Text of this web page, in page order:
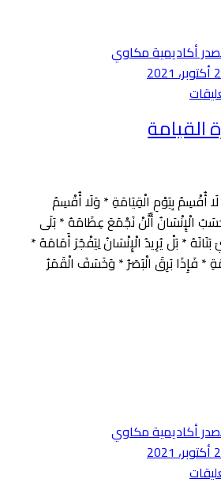
أكاديمية مكاوي
القيامة
لَا أُقْسِمُ بِيَوْمِ الْقِيَامَةِ * وَلَا أُقْسِمُ
الْإِنْسَانُ أَلَّنْ نَجْمَعَ عِظَامَهُ * بَلَى
* بَلْ يُرِيدُ الْإِنْسَانُ لِيَفْجُرَ أَمَامَهُ *
* فَإِذَا بَرِقَ الْبَصَرُ * وَخَسَفَ الْقَمَرُ
أكاديمية مكاوي